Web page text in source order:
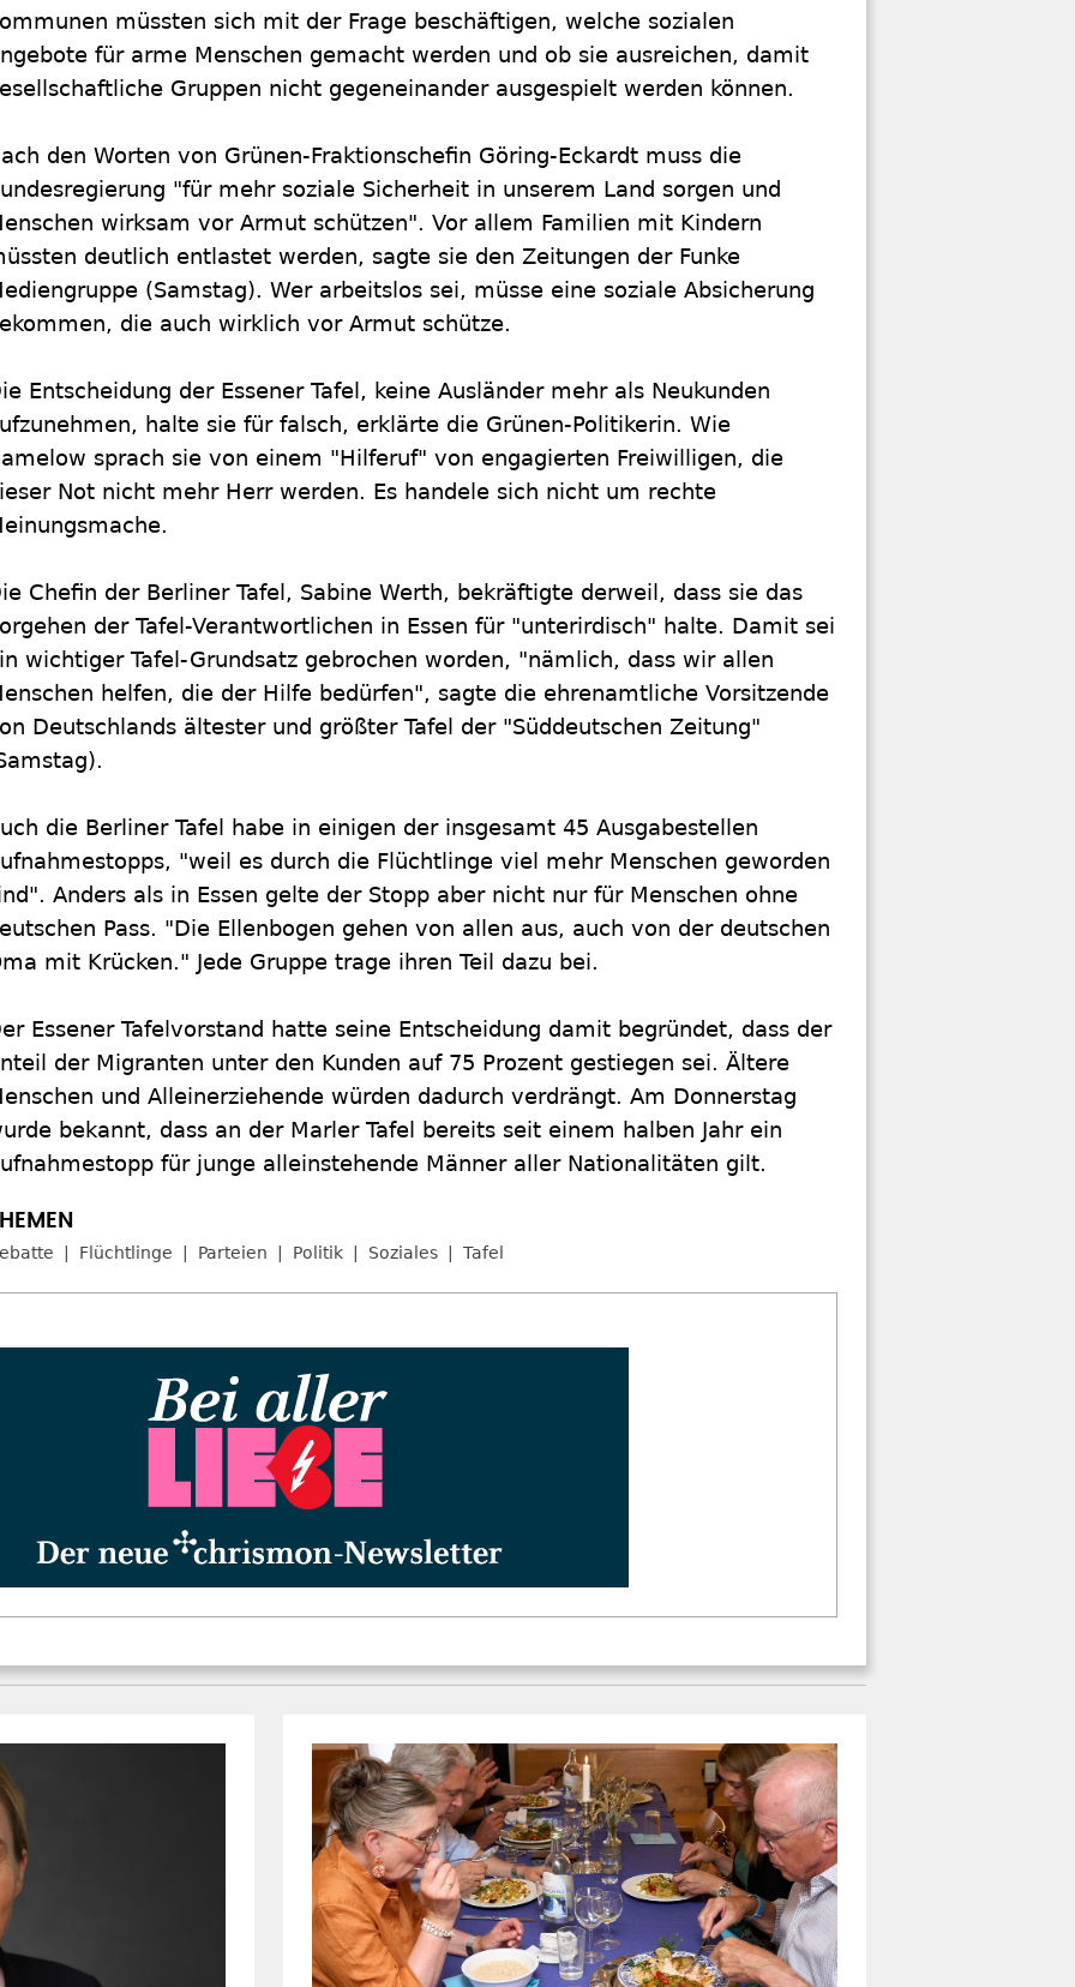
müssten sich mit der Frage beschäftigen, welche sozialen
für arme Menschen gemacht werden und ob sie ausreichen, damit
Gruppen nicht gegeneinander ausgespielt werden können.
den Worten von Grünen-Fraktionschefin Göring-Eckardt muss die
"für mehr soziale Sicherheit in unserem Land sorgen und
wirksam vor Armut schützen". Vor allem Familien mit Kindern
deutlich entlastet werden, sagte sie den Zeitungen der Funke
(Samstag). Wer arbeitslos sei, müsse eine soziale Absicherung
die auch wirklich vor Armut schütze.
Entscheidung der Essener Tafel, keine Ausländer mehr als Neukunden
halte sie für falsch, erklärte die Grünen-Politikerin. Wie
sprach sie von einem "Hilferuf" von engagierten Freiwilligen, die
Not nicht mehr Herr werden. Es handele sich nicht um rechte
Chefin der Berliner Tafel, Sabine Werth, bekräftigte derweil, dass sie das
der Tafel-Verantwortlichen in Essen für "unterirdisch" halte. Damit sei
wichtiger Tafel-Grundsatz gebrochen worden, "nämlich, dass wir allen
helfen, die der Hilfe bedürfen", sagte die ehrenamtliche Vorsitzende
Deutschlands ältester und größter Tafel der "Süddeutschen Zeitung"
die Berliner Tafel habe in einigen der insgesamt 45 Ausgabestellen
"weil es durch die Flüchtlinge viel mehr Menschen geworden
Anders als in Essen gelte der Stopp aber nicht nur für Menschen ohne
Pass. "Die Ellenbogen gehen von allen aus, auch von der deutschen
mit Krücken." Jede Gruppe trage ihren Teil dazu bei.
Essener Tafelvorstand hatte seine Entscheidung damit begründet, dass der
der Migranten unter den Kunden auf 75 Prozent gestiegen sei. Ältere
und Alleinerziehende würden dadurch verdrängt. Am Donnerstag
bekannt, dass an der Marler Tafel bereits seit einem halben Jahr ein
für junge alleinstehende Männer aller Nationalitäten gilt.
Flüchtlinge Parteien Politik Soziales Tafel